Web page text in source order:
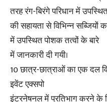
तरह रंग-बिरंगे परिधान में
की सहायता से विभिन्न सब्जियों
में उपस्थित पोशक तत्वों के बारे
में जानकारी दी गयी।
10 छात्र-छात्राओं का एक दल
इवेंट एक्सपो
इंटरनेषनल में प्रतिभाग करने के